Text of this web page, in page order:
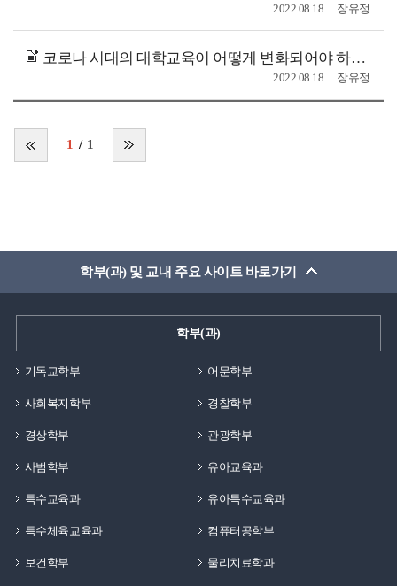
장유정
2022.08.18
코로나 시대의 대학교육이 어떻게 변화되어야 하는가?-변화하는 세상 불변의 복음-장종현 총장
장유정
2022.08.18
1 1
학부(과) 및 교내 주요 사이트 바로가기
학부(과)
기독교학부 어문학부
사회복지학부 경찰학부
경상학부 관광학부
사범학부 유아교육과
특수교육과 유아특수교육과
특수체육교육과 컴퓨터공학부
보건학부 물리치료학과